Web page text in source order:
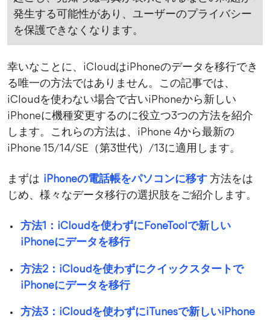
発生する可能性があり、ユーザーのプライバシー
を保護できなくなります。
幸いなことに、iCloudはiPhoneのデータを移行でき
る唯一の方法ではありません。この記事では、
iCloudを使わない場合で古いiPhoneから新しい
iPhoneに機種変更するのに役立つ3つの方法を紹介
します。これらの方法は、iPhone 4から最新の
iPhone 15/14/SE（第3世代）/13に適用します。
まずは iPhoneの電話帳をパソコンに移す方法をは
じめ、様々なデータ移行の選択肢をご紹介します。
方法1：iCloudを使わずにFoneToolで新しい
iPhoneにデータを移行
方法2：iCloudを使わずにクイックスタートで
iPhoneにデータを移行
方法3：iCloudを使わずにiTunesで新しいiPhone